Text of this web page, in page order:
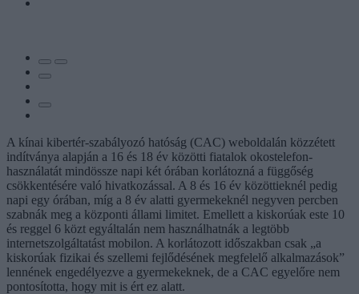
A kínai kibertér-szabályozó hatóság (CAC) weboldalán közzétett
indítványa alapján a 16 és 18 év közötti fiatalok okostelefon-
használatát mindössze napi két órában korlátozná a függőség
csökkentésére való hivatkozással. A 8 és 16 év közöttieknél pedig
napi egy órában, míg a 8 év alatti gyermekeknél negyven percben
szabnák meg a központi állami limitet. Emellett a kiskorúak este 10
és reggel 6 közt egyáltalán nem használhatnák a legtöbb
internetszolgáltatást mobilon. A korlátozott időszakban csak „a
kiskorúak fizikai és szellemi fejlődésének megfelelő alkalmazások”
lennének engedélyezve a gyermekeknek, de a CAC egyelőre nem
pontosította, hogy mit is ért ez alatt.